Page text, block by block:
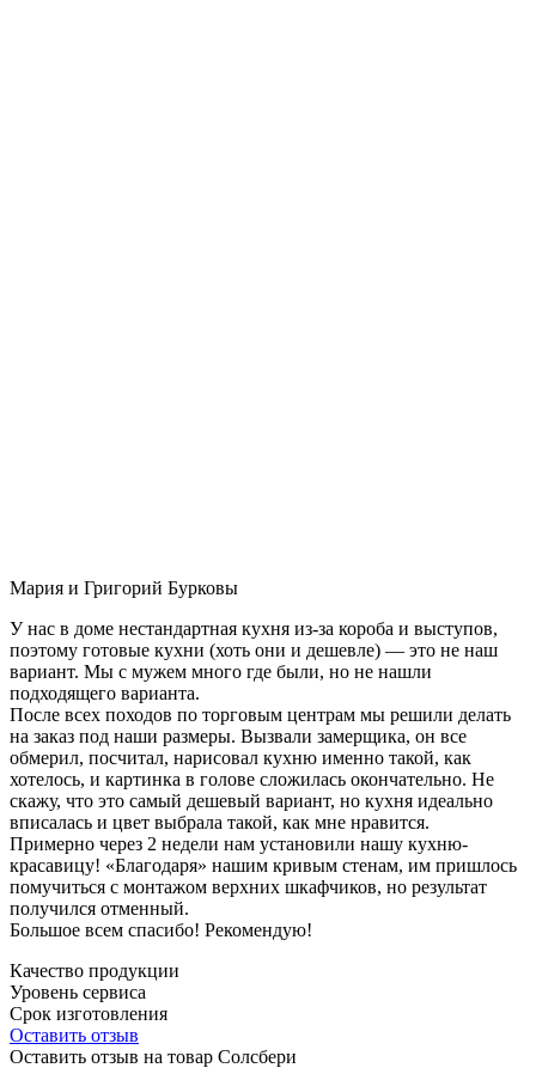
Мария и Григорий Бурковы
У нас в доме нестандартная кухня из-за короба и выступов,
поэтому готовые кухни (хоть они и дешевле) — это не наш
вариант. Мы с мужем много где были, но не нашли
подходящего варианта.
После всех походов по торговым центрам мы решили делать
на заказ под наши размеры. Вызвали замерщика, он все
обмерил, посчитал, нарисовал кухню именно такой, как
хотелось, и картинка в голове сложилась окончательно. Не
скажу, что это самый дешевый вариант, но кухня идеально
вписалась и цвет выбрала такой, как мне нравится.
Примерно через 2 недели нам установили нашу кухню-
красавицу! «Благодаря» нашим кривым стенам, им пришлось
помучиться с монтажом верхних шкафчиков, но результат
получился отменный.
Большое всем спасибо! Рекомендую!
Качество продукции
Уровень сервиса
Срок изготовления
Оставить отзыв
Оставить отзыв на товар Солсбери